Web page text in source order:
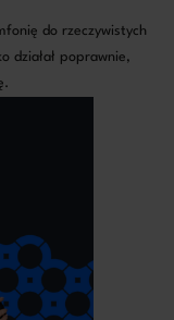
do rzeczywistych
działał poprawnie,